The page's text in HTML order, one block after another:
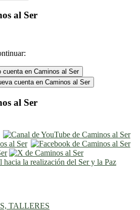
al Ser
cuenta en Caminos al Ser
cuenta en Caminos al Ser
al Ser
TALLERES